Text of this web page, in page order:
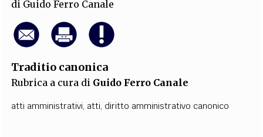
di Guido Ferro Canale
Traditio canonica
Rubrica a cura di Guido Ferro Canale
atti amministrativi, atti, diritto amministrativo canonico